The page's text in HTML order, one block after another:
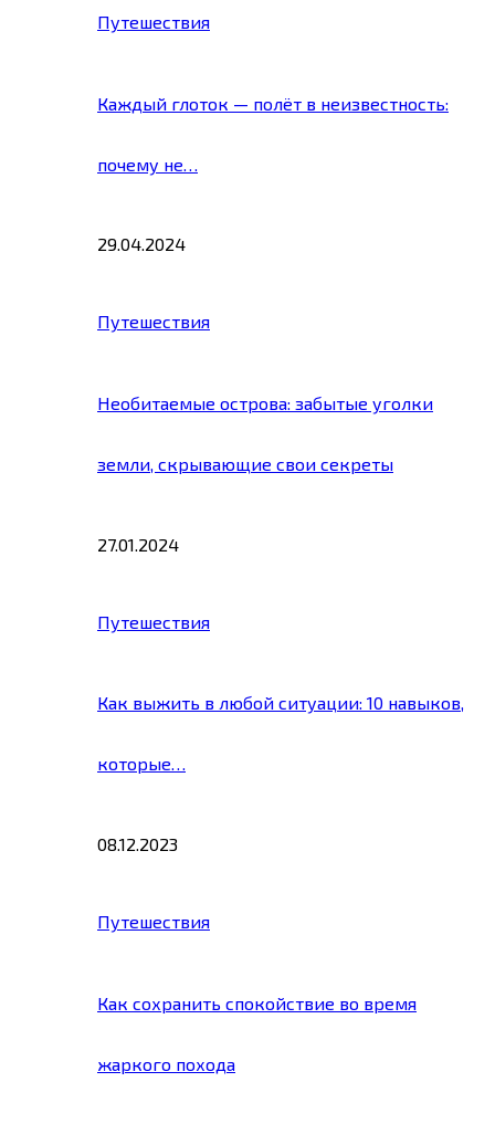
Путешествия
Каждый глоток — полёт в неизвестность:
почему не…
29.04.2024
Путешествия
Необитаемые острова: забытые уголки
земли, скрывающие свои секреты
27.01.2024
Путешествия
Как выжить в любой ситуации: 10 навыков,
которые…
08.12.2023
Путешествия
Как сохранить спокойствие во время
жаркого похода